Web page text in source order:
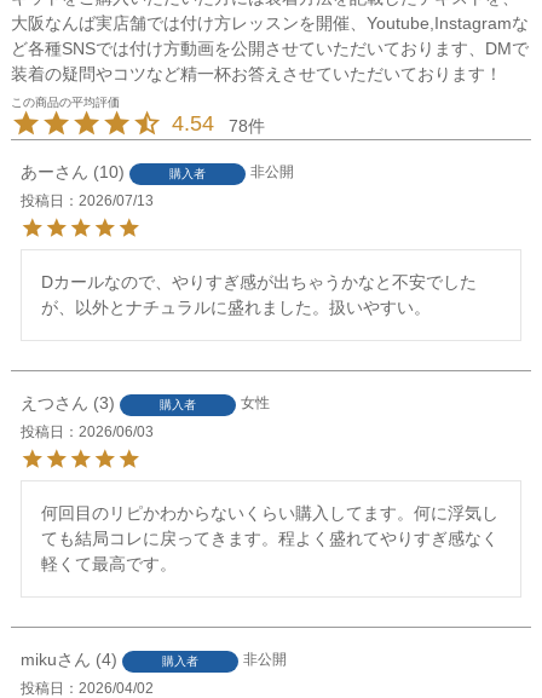
大阪なんば実店舗では付け方レッスンを開催、Youtube,Instagramな
ど各種SNSでは付け方動画を公開させていただいております、DMで
装着の疑問やコツなど精一杯お答えさせていただいております！
4.54 78
あー 10 購入者
非公開
投稿日
2026/07/13
Dカールなので、やりすぎ感が出ちゃうかなと不安でした
が、以外とナチュラルに盛れました。扱いやすい。
えつ 3 購入者
女性
投稿日
2026/06/03
何回目のリピかわからないくらい購入してます。何に浮気し
ても結局コレに戻ってきます。程よく盛れてやりすぎ感なく
軽くて最高です。
miku 4 購入者
非公開
投稿日
2026/04/02